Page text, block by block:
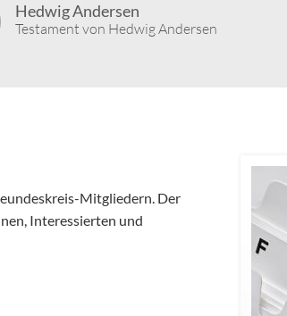
Hedwig Andersen
Testament von Hedwig Andersen
Mitgliedern. Der
Interessierten und